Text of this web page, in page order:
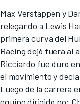
FÓRMULA E
Max Verstappen y
relegando a Lewis
primera curva del
Racing dejó fuera al
Ricciardo fue duro
el movimiento y
Luego de la carrera
equipo dirigido por